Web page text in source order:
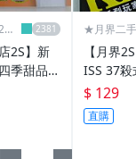
2S】新
季甜品_
出版_原
CIM
★月界二
【月界
ISS 37
由良橋
原文書
〖兩性
$ 129
直購